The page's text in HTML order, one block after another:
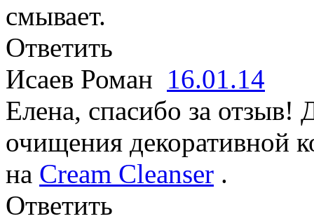
смывает.
Ответить
Исаев Роман 16.01.14
Елена, спасибо за отзыв!
очищения декоративной
на Cream Cleanser .
Ответить